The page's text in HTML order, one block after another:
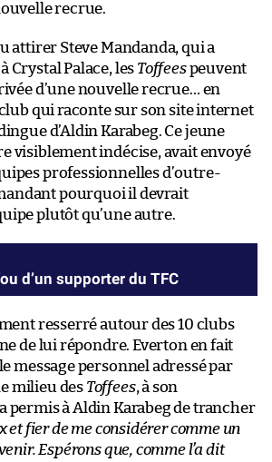
recrue.
attirer Steve Mandanda, qui a
Crystal Palace, les Toffeespeuvent
d’une nouvelle recrue… en
qui raconte sur son site internet
d’Aldin Karabeg. Ce jeune
visiblement indécise, avait envoyé
professionnelles d’outre-
pourquoi il devrait
plutôt qu’une autre.
d’un supporter du TFC
resserré autour des 10 clubs
de lui répondre. Everton en fait
message personnel adressé par
milieu des Toffees, à son
permis à Aldin Karabeg de trancher
et fier de me considérer comme un
Espérons que, comme l’a dit